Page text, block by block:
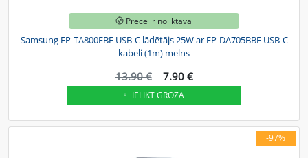
Prece ir noliktavā
Samsung EP-TA800EBE USB-C lādētājs 25W ar EP-DA705BBE USB-C
kabeli (1m) melns
13.90 € 7.90 €
IELIKT GROZĀ
-97%